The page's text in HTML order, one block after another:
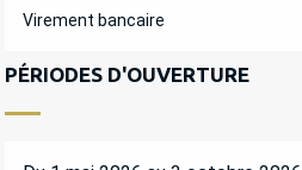
Virement bancaire
PÉRIODES D'OUVERTURE